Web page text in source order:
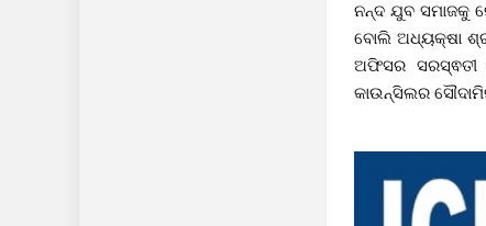
ନନ୍ଦ ଯୁବ ସମାଜକୁ
ବୋଲି ଅଧ୍ୟକ୍ଷା
ଅଫିସର ସରସ୍ଵତୀ
କାଉନ୍ସିଲର